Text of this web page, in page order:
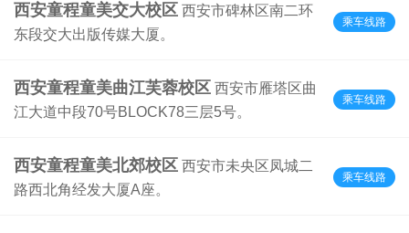
西安童程童美交大校区 西安市碑林区南二环
东段交大出版传媒大厦。
乘车线路
西安童程童美曲江芙蓉校区 西安市雁塔区曲
江大道中段70号BLOCK78三层5号。
乘车线路
西安童程童美北郊校区 西安市未央区凤城二
路西北角经发大厦A座。
乘车线路